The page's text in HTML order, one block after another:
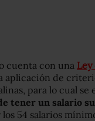
cuenta con una Ley
aplicación de
para lo cual se
tener un salario
54 salarios